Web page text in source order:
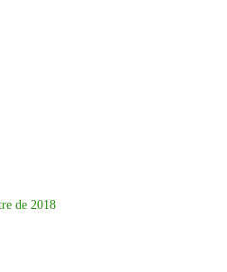
de 2018